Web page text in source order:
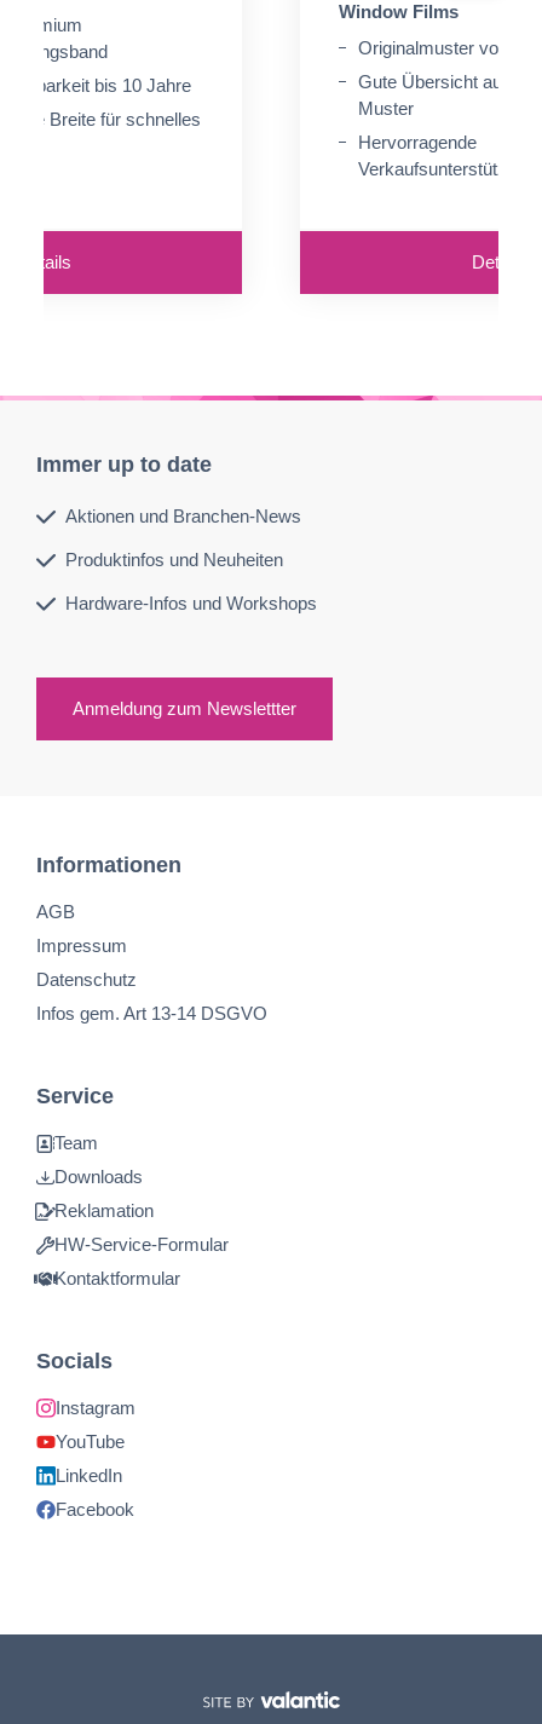
Premium
bis 10 Jahre
Breite für schnelles
Details
Window Films
Originalmuster von
Gute Übersicht auf
Muster
Hervorragende
Verkaufsunterstützung
Details
Immer up to date
Aktionen und Branchen-News
Produktinfos und Neuheiten
Hardware-Infos und Workshops
Anmeldung zum Newslettter
Informationen
AGB
Impressum
Datenschutz
Infos gem. Art 13-14 DSGVO
Service
Team
Downloads
Reklamation
HW-Service-Formular
Kontaktformular
Socials
Instagram
YouTube
LinkedIn
Facebook